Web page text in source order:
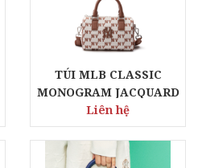
TÚI MLB CLASSIC
MONOGRAM JACQUARD
S-BOSTON BAG NEW
YORK YANKEES - D
CREAM
Liên hệ